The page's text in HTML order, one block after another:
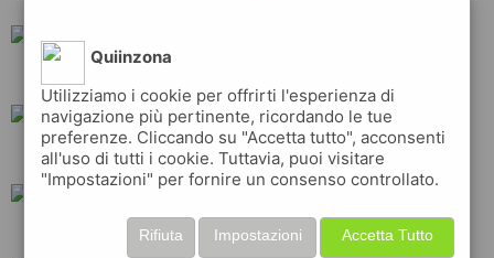
esso shell total
ip erg
Quiinzona
Utilizziamo i cookie per offrirti l'esperienza di
navigazione più pertinente, ricordando le tue
preferenze. Cliccando su "Accetta tutto", acconsenti
all'uso di tutti i cookie. Tuttavia, puoi visitare
"Impostazioni" per fornire un consenso controllato.
Accetta Tutto
Impostazioni
Rifiuta